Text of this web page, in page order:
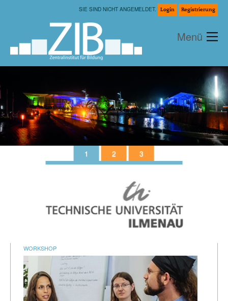
SIE SIND NICHT ANGEMELDET. Login Registrierung
Menü
Aktuelles
Über uns
Workshops
Zertifikat
Coaching
Coming Soon
FAQ
WORKSHOP